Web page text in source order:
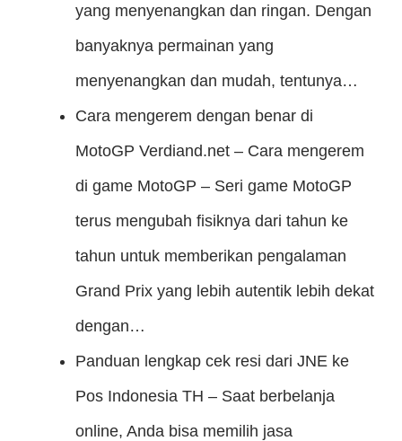
yang menyenangkan dan ringan. Dengan
banyaknya permainan yang
menyenangkan dan mudah, tentunya…
Cara mengerem dengan benar di
MotoGP Verdiand.net – Cara mengerem
di game MotoGP – Seri game MotoGP
terus mengubah fisiknya dari tahun ke
tahun untuk memberikan pengalaman
Grand Prix yang lebih autentik lebih dekat
dengan…
Panduan lengkap cek resi dari JNE ke
Pos Indonesia TH – Saat berbelanja
online, Anda bisa memilih jasa